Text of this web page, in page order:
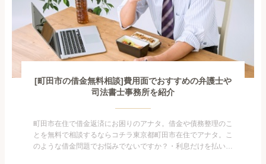
[町田市の借金無料相談]費用面でおすすめの弁護士や
司法書士事務所を紹介
町田市在住で借金返済にお困りのアナタ。借金や債務整理のこ
とを無料で相談するならコチラ東京都町田市在住でアナタ。こ
のような借金問題でお悩みでないですか？・利息だけを払い続